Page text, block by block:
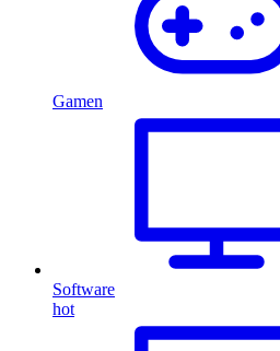
Gamen
Software
hot